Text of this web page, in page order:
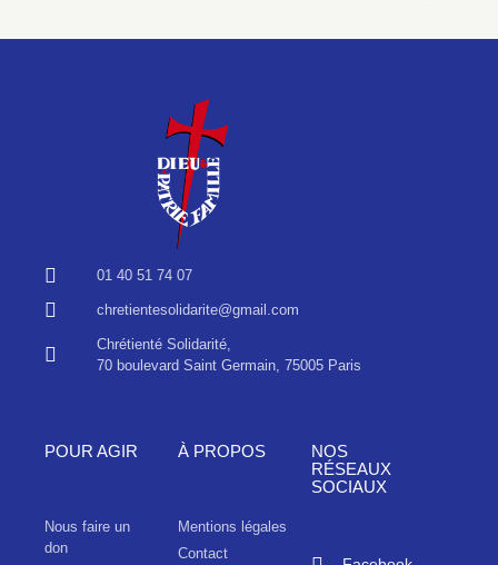
01 40 51 74 07
chretientesolidarite@gmail.com
Chrétienté Solidarité,
70 boulevard Saint Germain, 75005 Paris
POUR AGIR
Nous faire un
don
À PROPOS
Mentions légales
Contact
NOS
RÉSEAUX
SOCIAUX